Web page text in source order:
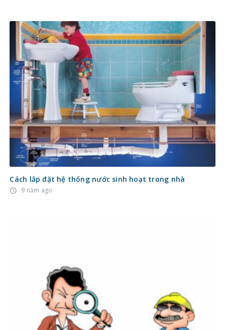
Cách lắp đặt hệ thống nước sinh hoạt trong nhà
access_time 9 năm ago